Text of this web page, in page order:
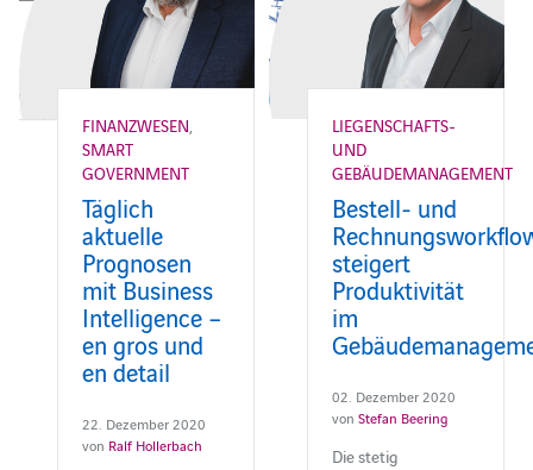
FINANZWESEN,
SMART
GOVERNMENT
Täglich
aktuelle
Prognosen
mit Business
Intelligence –
en gros und
en detail
22. Dezember 2020
von Ralf Hollerbach
LIEGENSCHAFTS-
UND
GEBÄUDEMANAGEMENT
Bestell- und
steigert
Produktivität
im
02. Dezember 2020
vonStefan Beering
Die stetig